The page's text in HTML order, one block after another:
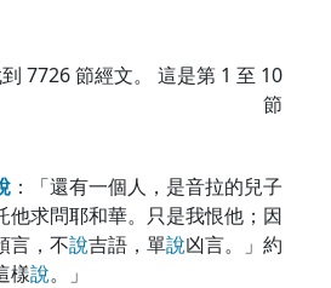
7726節經文。 這是第 1 至 10
節
：「還有一個人，是音拉的兒子
他求問耶和華。只是我恨他；因
言，不說吉語，單說凶言。」約
樣說。」